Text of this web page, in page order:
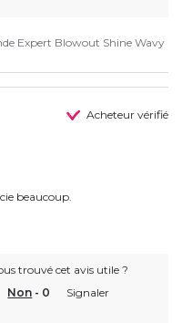
Expert Blowout Shine Wavy
Acheteur vérifié
beaucoup.
trouvé cet avis utile ?
Non - 0 Signaler